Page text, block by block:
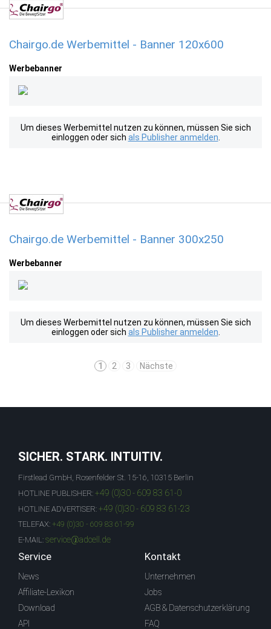
Chairgo.de Werbemittel - Banner 120x600
Werbebanner
Um dieses Werbemittel nutzen zu können, müssen Sie sich
einloggen oder sich als Publisher anmelden
Chairgo.de Werbemittel - Banner 300x250
Werbebanner
Um dieses Werbemittel nutzen zu können, müssen Sie sich
einloggen oder sich als Publisher anmelden
1 2 3 Nächste
SICHER. STARK. INTUITIV.
Firstlead GmbH, Rosenfelder St. 15-16, 10315 Berlin
HOTLINE PUBLISHER: +49 (0)30 - 609 83 61-0
HOTLINE ADVERTISER: +49 (0)30 - 609 83 61-23
TELEFAX: +49 (0)30 - 609 83 61-99
E-MAIL: service@adcell.de
Service
News
Affiliate-Lexikon
Download
API
Kontakt
Unternehmen
Jobs
AGB & Datenschutzerklärung
FAQ